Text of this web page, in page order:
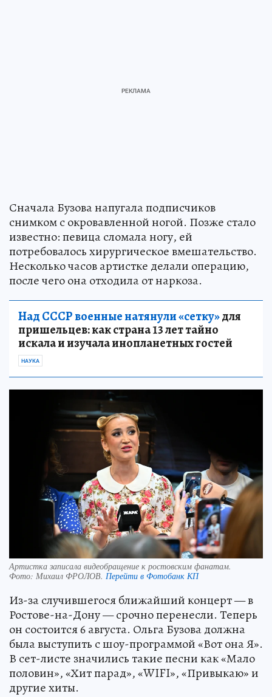
Сначала Бузова напугала подписчиков
снимком с окровавленной ногой. Позже стало
известно: певица сломала ногу, ей
потребовалось хирургическое вмешательство.
Несколько часов артистке делали операцию,
после чего она отходила от наркоза.
Над СССР военные натянули «сетку»для
пришельцев: как страна 13 лет тайно
искала и изучала инопланетных гостей
НАУКА
Артистка записала видеобращение к ростовским фанатам.
Фото: Михаил ФРОЛОВ. Перейти в Фотобанк КП
Из-за случившегося ближайший концерт — в
Ростове-на-Дону — срочно перенесли. Теперь
он состоится 6 августа. Ольга Бузова должна
была выступить с шоу-программой «Вот она Я».
В сет-листе значились такие песни как «Мало
половин», «Хит парад», «WIFI», «Привыкаю» и
другие хиты.